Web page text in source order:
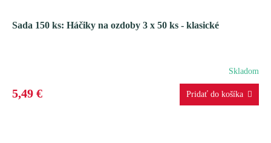
Sada 150 ks: Háčiky na ozdoby 3 x 50 ks - klasické
Skladom
5,49 €